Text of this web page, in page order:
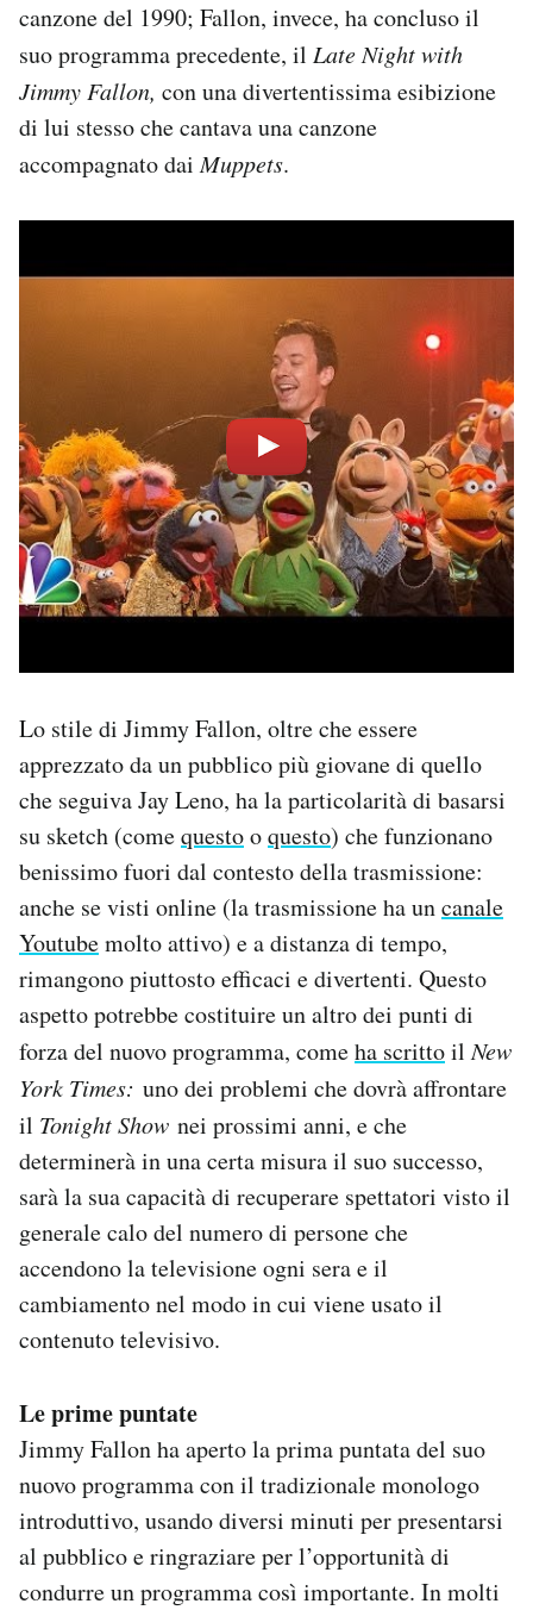
canzone del 1990; Fallon, invece, ha concluso il
suo programma precedente, il Late Night with
Jimmy Fallon, con una divertentissima esibizione
di lui stesso che cantava una canzone
accompagnato daiMuppets.
Lo stile di Jimmy Fallon, oltre che essere
apprezzato da un pubblico più giovane di quello
che seguiva Jay Leno, ha la particolarità di basarsi
su sketch (comequestooquesto) che funzionano
benissimo fuori dal contesto della trasmissione:
anche se visti online (la trasmissione ha uncanale
Youtubemolto attivo) e a distanza di tempo,
rimangono piuttosto efficaci e divertenti. Questo
aspetto potrebbe costituire un altro dei punti di
forza del nuovo programma, comeha scrittoilNew
York Times: uno dei problemi che dovrà affrontare
il Tonight Show nei prossimi anni, e che
determinerà in una certa misura il suo successo,
sarà la sua capacità di recuperare spettatori visto il
generale calo del numero di persone che
accendono la televisione ogni sera e il
cambiamento nel modo in cui viene usato il
contenuto televisivo.
Le prime puntate
Jimmy Fallon ha aperto la prima puntata del suo
nuovo programma con il tradizionale monologo
introduttivo, usando diversi minuti per presentarsi
al pubblico e ringraziare per l’opportunità di
condurre un programma così importante. In molti